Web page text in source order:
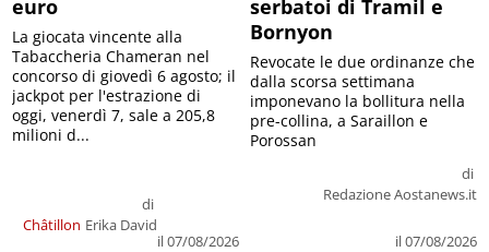
euro
Châtillon
di
Erika David
il 07/08/2026
La giocata vincente alla
Tabaccheria Chameran nel
concorso di giovedì 6 agosto; il
jackpot per l'estrazione di
oggi, venerdì 7, sale a 205,8
milioni d...
serbatoi di Tramil e
Bornyon
di
Redazione Aostanews.it
il 07/08/2026
Revocate le due ordinanze che
dalla scorsa settimana
imponevano la bollitura nella
pre-collina, a Saraillon e
Porossan